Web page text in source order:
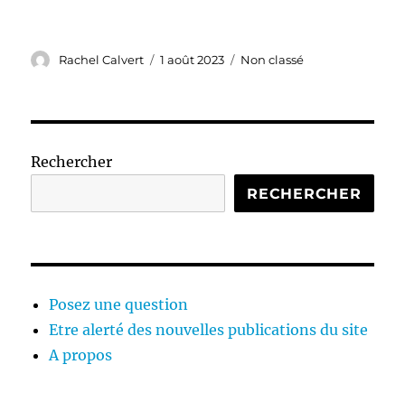
Auteur
Rachel Calvert
Publié
1 août 2023 Catégories
Non classé
Rechercher
RECHERCHER
Posez une question
Etre alerté des nouvelles publications du site
A propos